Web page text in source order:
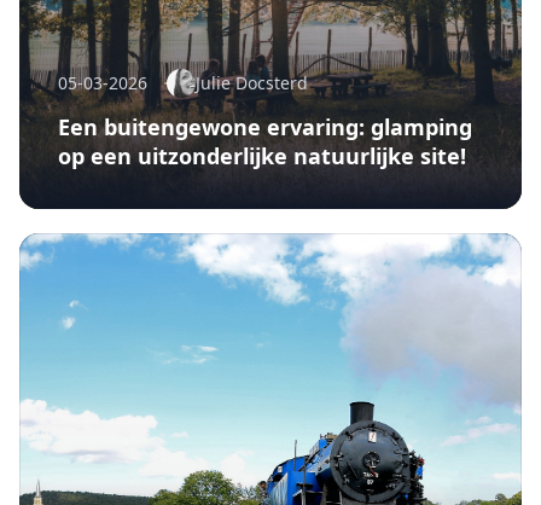
05-03-2026 Julie Docsterd
Een buitengewone ervaring: glamping
op een uitzonderlijke natuurlijke site!